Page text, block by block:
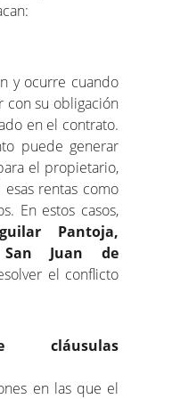
y ocurre cuando
su obligación
en el contrato.
puede generar
el propietario,
rentas como
En estos casos,
Pantoja,
San Juan de
el conflicto
cláusulas
en las que el